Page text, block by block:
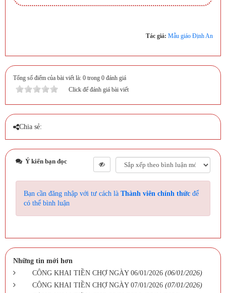
Tác giả: Mẫu giáo Định An
Tổng số điểm của bài viết là: 0 trong 0 đánh giá
Click để đánh giá bài viết
Chia sẻ:
Ý kiến bạn đọc
Bạn cần đăng nhập với tư cách là Thành viên chính thức để
có thể bình luận
Những tin mới hơn
CÔNG KHAI TIỀN CHỢ NGÀY 06/01/2026 (06/01/2026)
CÔNG KHAI TIỀN CHỢ NGÀY 07/01/2026 (07/01/2026)